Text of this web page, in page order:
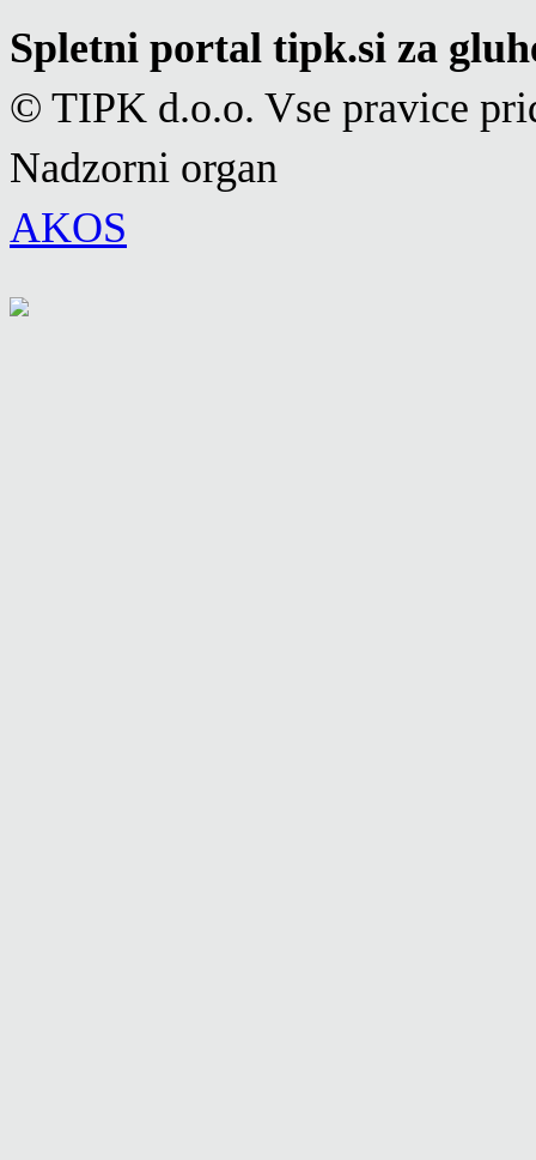
Spletni portal tipk.si za
© TIPK d.o.o. Vse pravice
Nadzorni organ
AKOS